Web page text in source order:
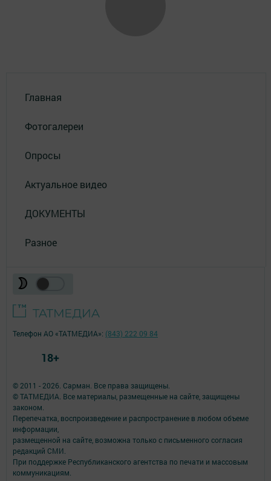
Главная
Фотогалереи
Опросы
Актуальное видео
ДОКУМЕНТЫ
Разное
© 2011 - 2026. Сарман. Все права защищены.
© ТАТМЕДИА. Все материалы, размещенные на сайте, защищены
законом.
Перепечатка, воспроизведение и распространение в любом объеме
информации,
размещенной на сайте, возможна только с письменного согласия
редакций СМИ.
При поддержке Республиканского агентства по печати и массовым
коммуникациям.
Телефон АО «ТАТМЕДИА»: (843) 222 09 84
18+